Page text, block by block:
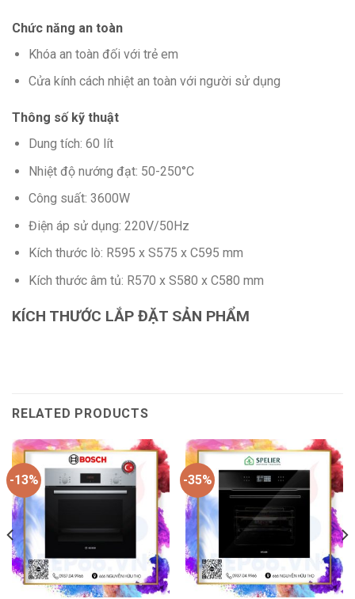
Chức năng an toàn
Khóa an toàn đối với trẻ em
Cửa kính cách nhiệt an toàn với người sử dụng
Thông số kỹ thuật
Dung tích: 60 lít
Nhiệt độ nướng đạt: 50-250°C
Công suất: 3600W
Điện áp sử dụng: 220V/50Hz
Kích thước lò: R595 x S575 x C595 mm
Kích thước âm tủ: R570 x S580 x C580 mm
KÍCH THƯỚC LẮP ĐẶT SẢN PHẨM
RELATED PRODUCTS
-13% -35%